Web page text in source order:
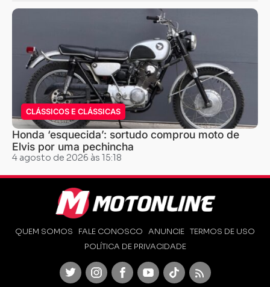
CLÁSSICOS E CLÁSSICAS
Honda ‘esquecida’: sortudo comprou moto de
Elvis por uma pechincha
4 agosto de 2026 às 15:18
QUEM SOMOS FALE CONOSCO ANUNCIE TERMOS DE USO
POLÍTICA DE PRIVACIDADE
TwitterInstagramFacebookYoutubeTikTok Feed